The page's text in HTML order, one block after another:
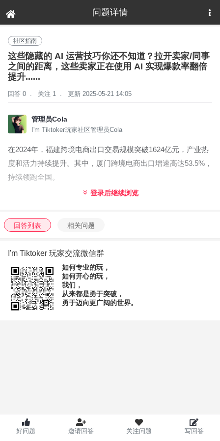
问题详情
社区指南
这些隐藏的 AI 运营技巧你还不知道？拉开卖家/同事
之间的距离，这些卖家正在使用 AI 实现爆款率翻倍
提升......
回答 0 . 关注 1 . 更新 2025-05-21 14:05
管理员Cola
I'm Tiktoker玩家社区管理员Cola
在2024年，福建跨境电商出口交易规模突破1624亿元，产业热
度和活力持续提升。其中，厦门跨境电商出口增速高达53.5%，
持续领跑全国。
产业带借助AI设计实现爆款率翻倍提升，福州机电企业通过智
能仓储系统降低30%物流成本，厦门卖家运用AI客服工具成功
卖家群体，正通过产业带结合柔性供应链、AI智能工具与产业
集群的协同创新性变革，不断释放"智链全球"的发展潜能，行业
展现出如盛夏骄阳般的蓬勃生机和创新活力。
本次大会将立足厦门，辐射闽商跨境生态圈，聚焦"AI+卖家"主
登录后继续浏览
回答列表 相关问题
I'm Tiktoker 玩家交流微信群
如何专业的玩，
如何开心的玩，
我们，
从来都是勇于突破，
勇于迈向更广阔的世界。
好问题 邀请回答 关注问题 写回答